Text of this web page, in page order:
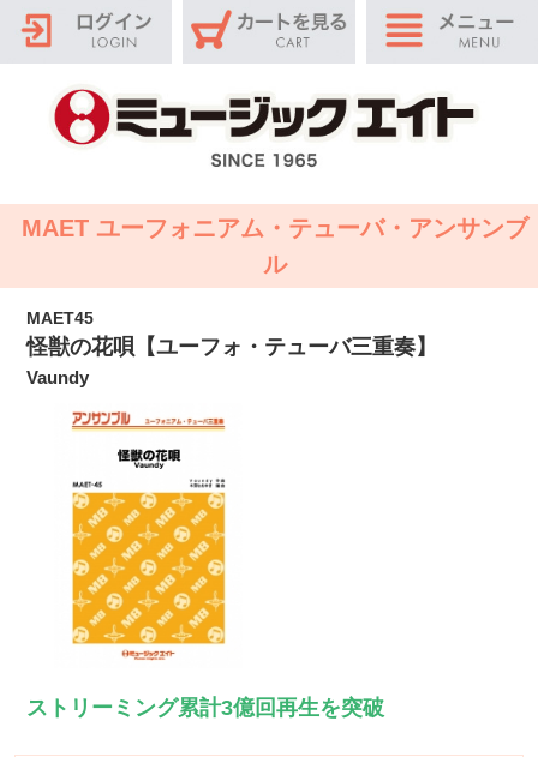
MAET ユーフォニアム・テューバ・アンサンブ
ル
MAET45
怪獣の花唄【ユーフォ・テューバ三重奏】
Vaundy
ストリーミング累計3億回再生を突破